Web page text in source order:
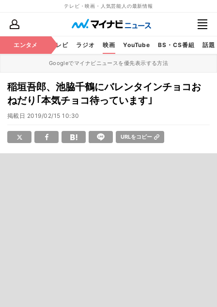
テレビ・映画・人気芸能人の最新情報
エンタメ
芸能 テレビ ラジオ 映画 YouTube BS・CS番組 話題
Googleでマイナビニュースを優先表示する方法
稲垣吾郎、池脇千鶴にバレンタインチョコお
ねだり｢本気チョコ待っています｣
掲載日 2019/02/15 10:30
URLをコピー